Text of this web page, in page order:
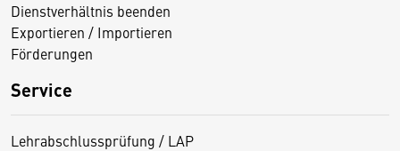
Dienstverhältnis beenden
Exportieren / Importieren
Förderungen
Service
Lehrabschlussprüfung / LAP